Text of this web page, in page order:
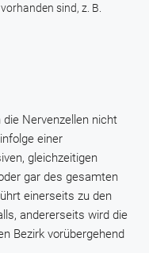
sind, z. B.
Nervenzellen nicht
einer
gleichzeitigen
gar des gesamten
einerseits zu den
andererseits wird die
Bezirk vorübergehend